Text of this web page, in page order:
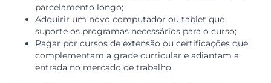
Cursos técnicos ou superiores, como odontologia,
engenharia ou artes, exigem equipamentos
caros logo nos primeiros meses de aula.
Ao buscar uma opção de crédito, o estudante ganha a
liberdade de aplicar o recurso onde ele é mais